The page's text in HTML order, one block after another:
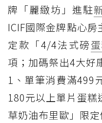
牌「麗緻坊」進駐
ICIF國際金牌點心
定款「4/4法式磅
項；加碼祭出4大好
1、單筆消費滿499
180元以上單片蛋糕
草奶油布里歐」限定